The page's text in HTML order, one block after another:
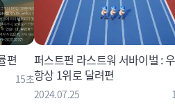
편
15초
퍼스트펀 라스트워 서바이벌 :
항상 1위로 달려편
2024.07.25